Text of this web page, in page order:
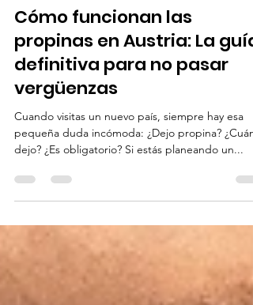
Mario Vienna Guide
23 mar 2025
4 min de lectura
Cómo funcionan las
propinas en Austria: La guía
definitiva para no pasar
vergüenzas
Cuando visitas un nuevo país, siempre hay esa
dejo? ¿Es obligatorio? Si estás planeando un...